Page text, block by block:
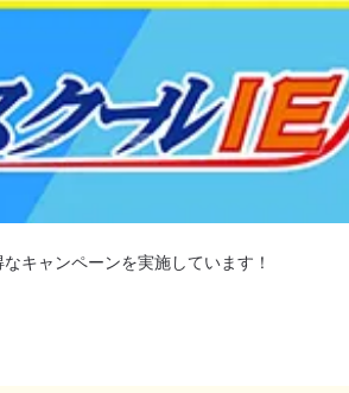
キャンペーンを実施しています！